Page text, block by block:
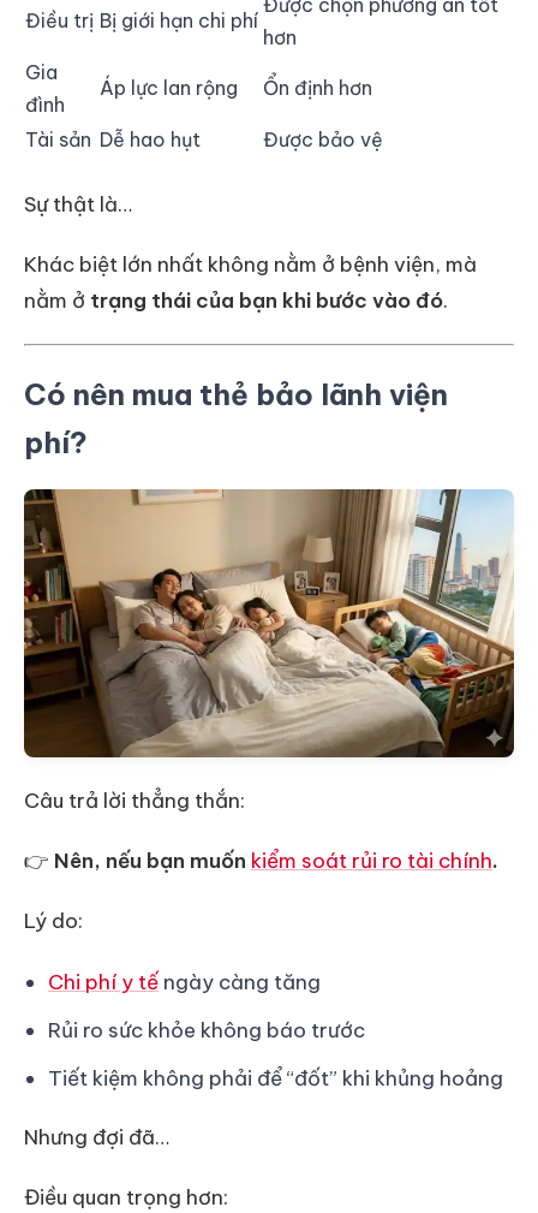
Điều trị Bị giới hạn chi phí
hơn
Gia
đình
Áp lực lan rộng Ổn định hơn
Tài sản Dễ hao hụt Được bảo vệ
Sự thật là…
Khác biệt lớn nhất không nằm ở bệnh viện, mà
nằm ở trạng thái của bạn khi bước vào đó.
Có nên mua thẻ bảo lãnh viện
phí?
Câu trả lời thẳng thắn:
👉 Nên, nếu bạn muốn kiểm soát rủi ro tài chính.
Lý do:
Chi phí y tế ngày càng tăng
Rủi ro sức khỏe không báo trước
Tiết kiệm không phải để “đốt” khi khủng hoảng
Nhưng đợi đã…
Điều quan trọng hơn: